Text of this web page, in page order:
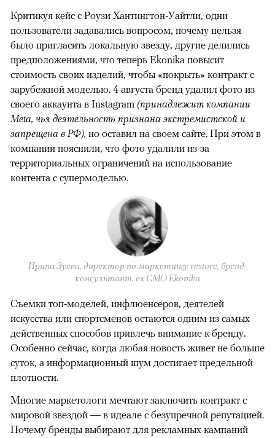
Критикуя кейс с Роузи Хантингтон-Уайтли, одни
пользователи задавались вопросом, почему нельзя
было пригласить локальную звезду, другие делились
предположениями, что теперь Ekonika повысит
стоимость своих изделий, чтобы «покрыть» контракт с
зарубежной моделью. 4 августа бренд удалил фото из
своего аккаунта в Instagram (принадлежит компании
Meta, чья деятельность признана экстремистской и
запрещена в РФ), но оставил на своем сайте. При этом в
компании пояснили, что фото удалили из-за
территориальных ограничений на использование
контента с супермоделью.
Ирина Зуева, директор по маркетингу restore, бренд-
консультант, eх CMO Ekonika
Съемки топ-моделей, инфлюенсеров, деятелей
искусства или спортсменов остаются одним из самых
действенных способов привлечь внимание к бренду.
Особенно сейчас, когда любая новость живет не больше
суток, а информационный шум достигает предельной
плотности.
Многие маркетологи мечтают заключить контракт с
мировой звездой — в идеале с безупречной репутацией.
Почему бренды выбирают для рекламных кампаний